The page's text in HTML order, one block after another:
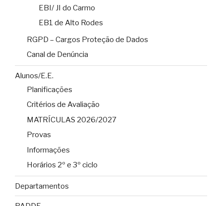
EBI/ JI do Carmo
EB1 de Alto Rodes
RGPD – Cargos Proteção de Dados
Canal de Denúncia
Alunos/E.E.
Planificações
Critérios de Avaliação
MATRÍCULAS 2026/2027
Provas
Informações
Horários 2º e 3º ciclo
Departamentos